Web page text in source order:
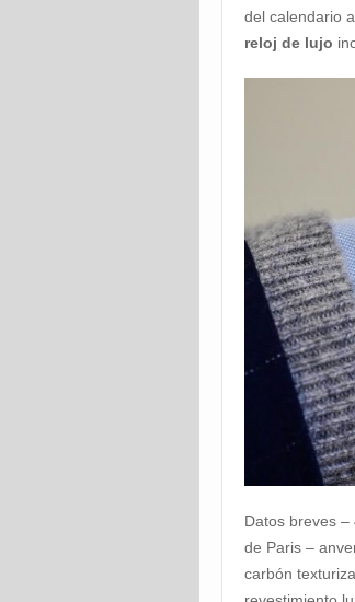
del calendario
reloj de lujo
Datos breves
de Paris –
carbón